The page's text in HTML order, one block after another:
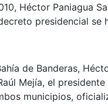
Héctor Paniagua
presidencial
de Banderas,
Mejía, el
municipios,